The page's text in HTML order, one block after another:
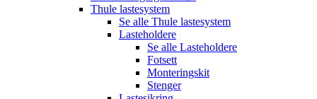
Thule lastesystem
Se alle Thule lastesystem
Lasteholdere
Se alle Lasteholdere
Fotsett
Monteringskit
Stenger